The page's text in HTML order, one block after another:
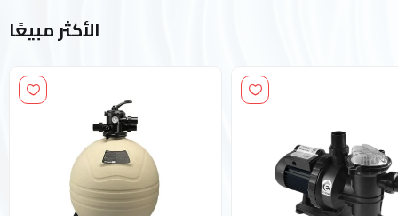
الأكثر مبيعًا